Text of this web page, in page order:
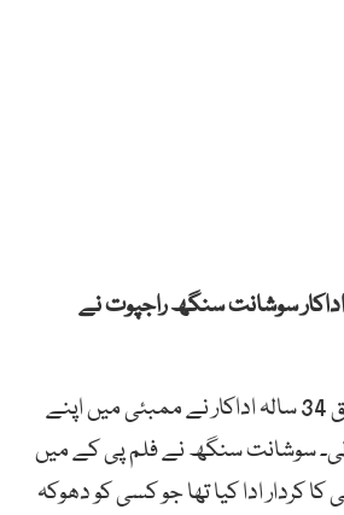
سوشانت سنگھ راجپوت نے
بھارتی میڈیا کے مطابق 34 سالہ اداکار نے ممبئی میں اپنے
سوشانت سنگھ نے فلم پی کے میں
کا کردار ادا کیا تھا جو کسی کو دھوکہ